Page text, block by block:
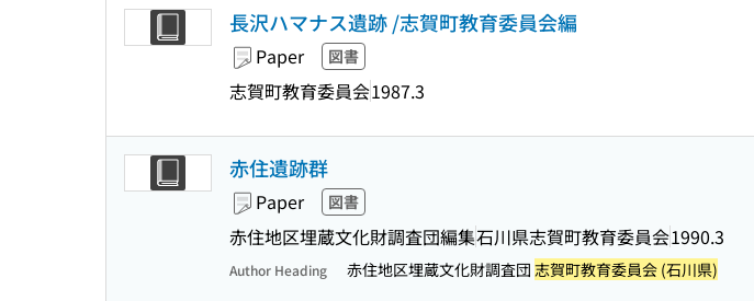
長沢ハマナス遺跡 /志賀町教育委員会編
Paper 図書
志賀町教育委員会1987.3
赤住遺跡群
Paper 図書
赤住地区埋蔵文化財調査団編集石川県志賀町教育委員会1990.3
Author Heading 赤住地区埋蔵文化財調査団 志賀町教育委員会 (石川県)